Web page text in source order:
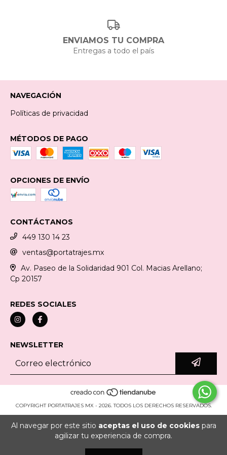
Al navegar por este sitio aceptas el uso de cookiespara
agilizar tu experiencia de compra.
ENVIAMOS TU COMPRA
Entregas a todo el país
NAVEGACIÓN
Políticas de privacidad
MÉTODOS DE PAGO
OPCIONES DE ENVÍO
CONTÁCTANOS
449 130 14 23
ventas@portatrajes.mx
Av. Paseo de la Solidaridad 901 Col. Macias Arellano;
Cp 20157
REDES SOCIALES
NEWSLETTER
COPYRIGHT PORTATRAJES MX - 2026. TODOS LOS DERECHOS RESERVADOS.